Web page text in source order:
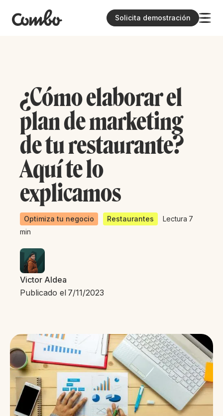
Solicita demostración
¿Cómo elaborar el
plan de marketing
de tu restaurante?
Aquí te lo
explicamos
Optimiza tu negocio Restaurantes Lectura 7
min
Victor Aldea
Publicado el 7/11/2023